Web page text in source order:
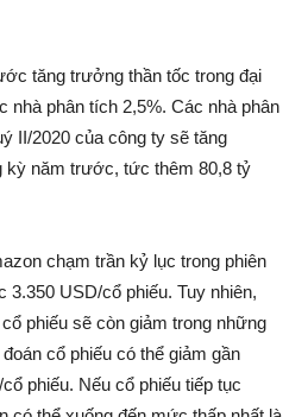
tăng trưởng thần tốc trong đại
phâ‌n tích 2,5%. Các nhà phâ‌n
II/2020 của công ty sẽ tăng
kỳ năm trước, tức thêm 80,8 tỷ
chạm trần kỷ lụ‌c trong phiên
USD/cổ phiếu. Tuy nhiên,
phiếu sẽ còn gi‌ảm trong những
cổ phiếu có thể gi‌ảm gần
phiếu. Nếu cổ phiếu tiếp tụ‌c